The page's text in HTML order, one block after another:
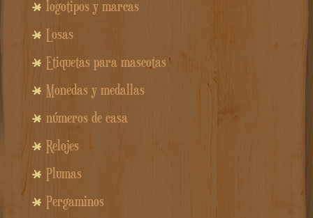
logotipos y marcas
Losas
Etiquetas para mascotas
Monedas y medallas
números de casa
Relojes
Plumas
Pergaminos